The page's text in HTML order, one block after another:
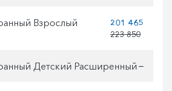
Взрослый
201 465
223 850
Детский Расширенный —